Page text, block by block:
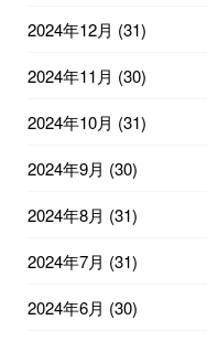
2024年12月 (31)
2024年11月 (30)
2024年10月 (31)
2024年9月 (30)
2024年8月 (31)
2024年7月 (31)
2024年6月 (30)